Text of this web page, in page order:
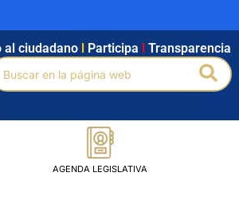
Intranet Búsqueda avanzada
al ciudadano Participa Transparencia
AGENDA LEGISLATIVA